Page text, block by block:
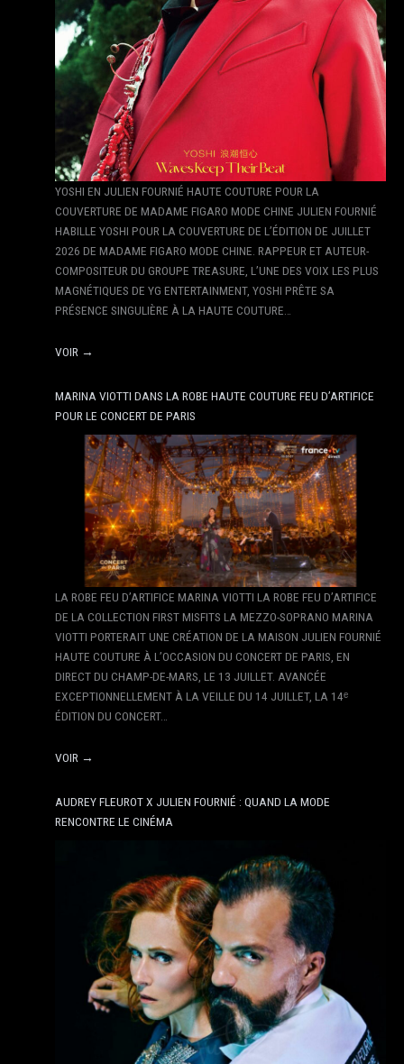
YOSHI EN JULIEN FOURNIÉ HAUTE COUTURE POUR LA
COUVERTURE DE MADAME FIGARO MODE CHINE JULIEN FOURNIÉ
HABILLE YOSHI POUR LA COUVERTURE DE L’ÉDITION DE JUILLET
2026 DE MADAME FIGARO MODE CHINE. RAPPEUR ET AUTEUR-
COMPOSITEUR DU GROUPE TREASURE, L’UNE DES VOIX LES PLUS
MAGNÉTIQUES DE YG ENTERTAINMENT, YOSHI PRÊTE SA
PRÉSENCE SINGULIÈRE À LA HAUTE COUTURE…
VOIR →
MARINA VIOTTI DANS LA ROBE HAUTE COUTURE FEU D’ARTIFICE
POUR LE CONCERT DE PARIS
LA ROBE FEU D’ARTIFICE MARINA VIOTTI LA ROBE FEU D’ARTIFICE
DE LA COLLECTION FIRST MISFITS LA MEZZO-SOPRANO MARINA
VIOTTI PORTERAIT UNE CRÉATION DE LA MAISON JULIEN FOURNIÉ
HAUTE COUTURE À L’OCCASION DU CONCERT DE PARIS, EN
DIRECT DU CHAMP-DE-MARS, LE 13 JUILLET. AVANCÉE
EXCEPTIONNELLEMENT À LA VEILLE DU 14 JUILLET, LA 14ᵉ
ÉDITION DU CONCERT…
VOIR →
AUDREY FLEUROT X JULIEN FOURNIÉ : QUAND LA MODE
RENCONTRE LE CINÉMA